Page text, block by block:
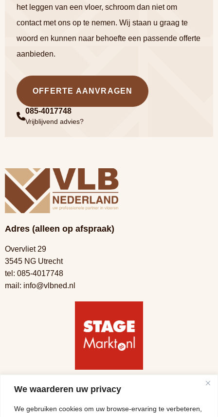
We waarderen uw privacy
We gebruiken cookies om uw browse-ervaring te verbeteren,
het leggen van een vloer, schroom dan niet om
contact met ons op te nemen. Wij staan u graag te
woord en kunnen naar behoefte een passende offerte
aanbieden.
OFFERTE AANVRAGEN
085-4017748
Vrijblijvend advies?
Adres (alleen op afspraak)
Overvliet 29
3545 NG Utrecht
tel: 085-4017748
mail: info@vlbned.nl
Volg ons